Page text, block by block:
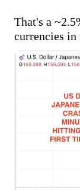
That's a
currencies in